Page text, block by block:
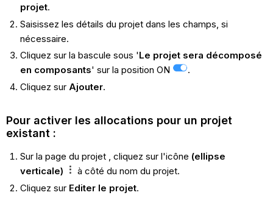
projet.
Saisissez les détails du projet dans les champs, si
nécessaire.
Cliquez sur la bascule sous 'Le projet sera décomposé
en composants' sur la position ON
.
Cliquez sur Ajouter.
Pour activer les allocations pour un projet
existant :
Sur la page du projet , cliquez sur l'icône (ellipse
verticale)
à côté du nom du projet.
Cliquez sur Editer le projet.